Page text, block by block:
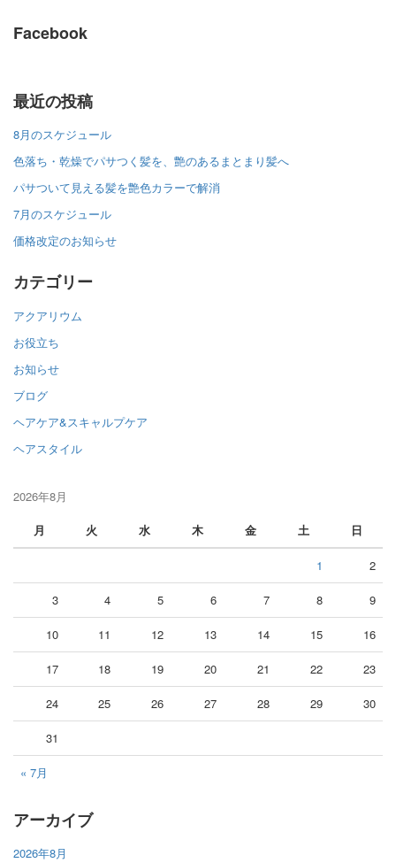
Facebook
最近の投稿
8月のスケジュール
色落ち・乾燥でパサつく髪を、艶のあるまとまり髪へ
パサついて見える髪を艶色カラーで解消
7月のスケジュール
価格改定のお知らせ
カテゴリー
アクアリウム
お役立ち
お知らせ
ブログ
ヘアケア&スキャルプケア
ヘアスタイル
2026年8月
月
火 水 木 金 土 日
« 7月
1 2
3 4 5 6 7 8 9
10 11 12 13 14 15 16
17 18 19 20 21 22 23
24 25 26 27 28 29 30
31
アーカイブ
2026年8月